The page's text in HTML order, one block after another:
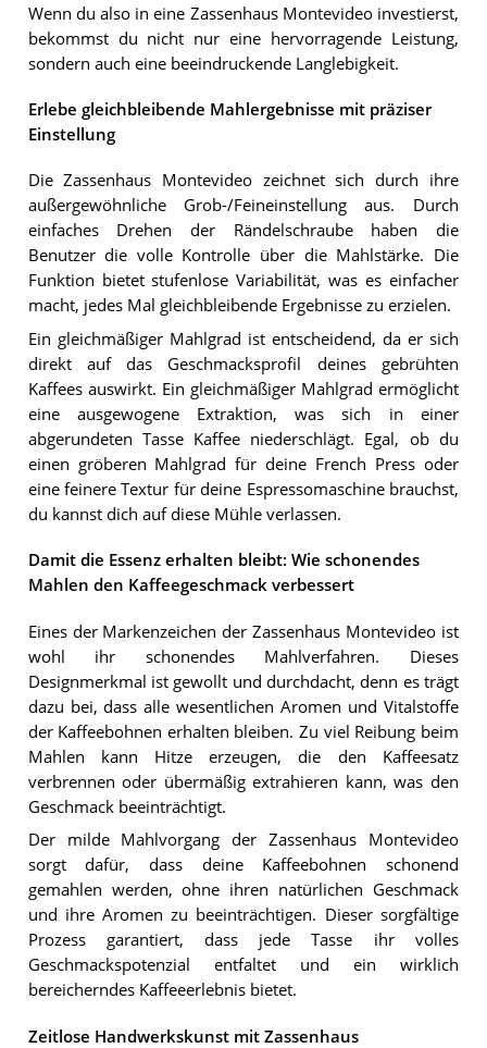
Wenn du also in eine Zassenhaus Montevideo investierst,
bekommst du nicht nur eine hervorragende Leistung,
sondern auch eine beeindruckende Langlebigkeit.
Erlebe gleichbleibende Mahlergebnisse mit präziser
Einstellung
Die Zassenhaus Montevideo zeichnet sich durch ihre
außergewöhnliche Grob-/Feineinstellung aus. Durch
einfaches Drehen der Rändelschraube haben die
Benutzer die volle Kontrolle über die Mahlstärke. Die
Funktion bietet stufenlose Variabilität, was es einfacher
macht, jedes Mal gleichbleibende Ergebnisse zu erzielen.
Ein gleichmäßiger Mahlgrad ist entscheidend, da er sich
direkt auf das Geschmacksprofil deines gebrühten
Kaffees auswirkt. Ein gleichmäßiger Mahlgrad ermöglicht
eine ausgewogene Extraktion, was sich in einer
abgerundeten Tasse Kaffee niederschlägt. Egal, ob du
einen gröberen Mahlgrad für deine French Press oder
eine feinere Textur für deine Espressomaschine brauchst,
du kannst dich auf diese Mühle verlassen.
Damit die Essenz erhalten bleibt: Wie schonendes
Mahlen den Kaffeegeschmack verbessert
Eines der Markenzeichen der Zassenhaus Montevideo ist
wohl ihr schonendes Mahlverfahren. Dieses
Designmerkmal ist gewollt und durchdacht, denn es trägt
dazu bei, dass alle wesentlichen Aromen und Vitalstoffe
der Kaffeebohnen erhalten bleiben. Zu viel Reibung beim
Mahlen kann Hitze erzeugen, die den Kaffeesatz
verbrennen oder übermäßig extrahieren kann, was den
Geschmack beeinträchtigt.
Der milde Mahlvorgang der Zassenhaus Montevideo
sorgt dafür, dass deine Kaffeebohnen schonend
gemahlen werden, ohne ihren natürlichen Geschmack
und ihre Aromen zu beeinträchtigen. Dieser sorgfältige
Prozess garantiert, dass jede Tasse ihr volles
Geschmackspotenzial entfaltet und ein wirklich
bereicherndes Kaffeeerlebnis bietet.
Zeitlose Handwerkskunst mit Zassenhaus